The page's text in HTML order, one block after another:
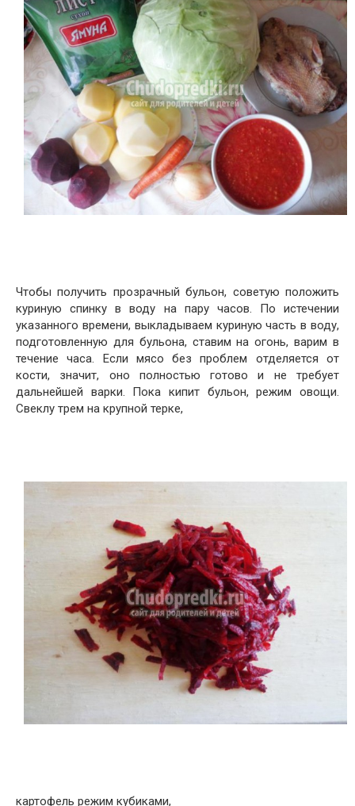
Чтобы получить прозрачный бульон, советую положить
куриную спинку в воду на пару часов. По истечении
указанного времени, выкладываем куриную часть в воду,
подготовленную для бульона, ставим на огонь, варим в
течение часа. Если мясо без проблем отделяется от
кости, значит, оно полностью готово и не требует
дальнейшей варки. Пока кипит бульон, режим овощи.
Свеклу трем на крупной терке,
картофель режим кубиками,